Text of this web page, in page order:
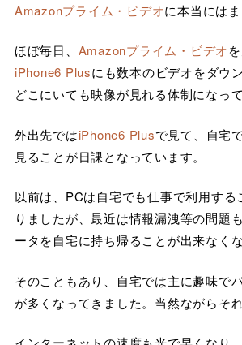
Amazonプライム・ビデオに本当にはま
ほぼ毎日、 Amazonプライム・ビデオ
iPhone6 Plusにも数本のビデオをダウ
どこにいても映像が見れる体制になって
外出先ではiPhone6 Plusで見て、自宅
見ることが日課となっています。
以前は、PCは自宅でも仕事で利用する
りましたが、最近は情報漏洩等の問題
ータを自宅に持ち帰ることが出来なくな
そのこともあり、自宅では主に趣味で
が多くなってきました。当然ながらそ